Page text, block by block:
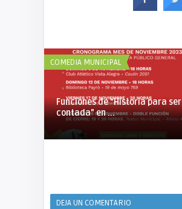
COMEDIA MUNICIPAL
Funciones de “Historia para ser
contada” en ...
DEJA UN COMENTARIO